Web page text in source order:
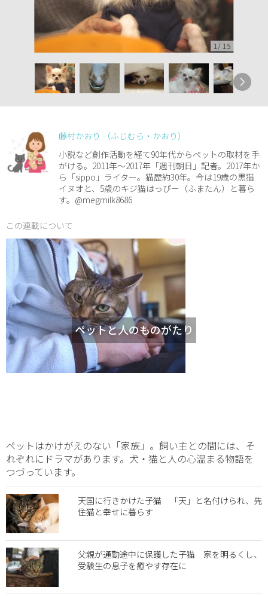
1 / 15
藤村かおり （ふじむら・かおり）
小説など創作活動を経て90年代からペットの取材を手
がける。2011年～2017年「週刊朝日」記者。2017年か
ら「sippo」ライター。猫歴約30年。今は19歳の黒猫
イヌオと、5歳のキジ猫はっぴー（ふまたん）と暮ら
す。@megmilk8686
この連載について
ペットと人のものがたり
ペットはかけがえのない「家族」。飼い主との間には、そ
れぞれにドラマがあります。犬・猫と人の心温まる物語を
つづっています。
天国に行きかけた子猫 「天」と名付けられ、先
住猫と幸せに暮らす
父親が通勤途中に保護した子猫 家を明るくし、
受験生の息子を癒やす存在に